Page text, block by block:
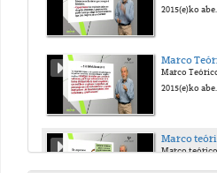
2015(e)ko
2015(e)ko